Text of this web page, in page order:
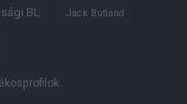
BL Jack Butland